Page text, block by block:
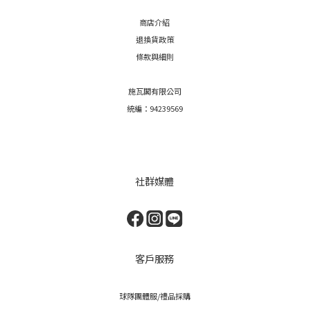
商店介紹
退換貨政策
條款與細則
施瓦閣有限公司
統編：94239569
社群媒體
客戶服務
球隊團體服/禮品採購